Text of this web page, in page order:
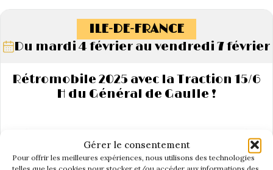
Gérer le consentement
Pour offrir les meilleures expériences, nous utilisons des technologies
telles que les cookies pour stocker et/ou accéder aux informations des
ILE-DE-FRANCE
Du mardi 4 février au vendredi 7 février
Rétromobile 2025 avec la Traction 15/6
H du Général de Gaulle !